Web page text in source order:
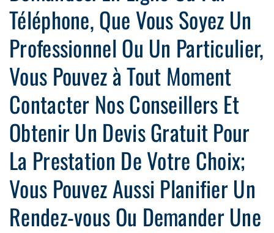
Téléphone, Que Vous Soyez Un
Professionnel Ou Un Particulier,
Vous Pouvez à Tout Moment
Contacter Nos Conseillers Et
Obtenir Un Devis Gratuit Pour
La Prestation De Votre Choix;
Vous Pouvez Aussi Planifier Un
Rendez-vous Ou Demander Une